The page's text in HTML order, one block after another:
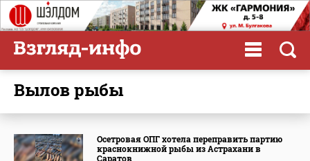
вылов рыбы
Осетровая ОПГ хотела переправить партию
краснокнижной рыбы из Астрахани в
Саратов